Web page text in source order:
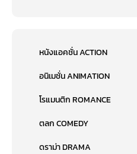
หนังแอคชั่น ACTION
อนิเมชั่น ANIMATION
โรแมนติก ROMANCE
ตลก COMEDY
ดราม่า DRAMA